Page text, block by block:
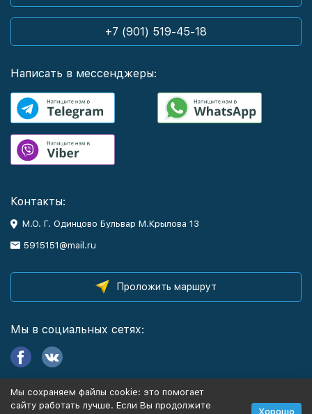
+7 (901) 519-45-18
Написать в мессенджеры:
Контакты:
М.О. Г. Одинцово Бульвар М.Крылова 13
5915151@mail.ru
Проложить маршрут
Мы в социальных сетях:
Информация
Мы сохраняем файлы cookie: это помогает
сайту работать лучше. Если Вы продолжите
Хорошо